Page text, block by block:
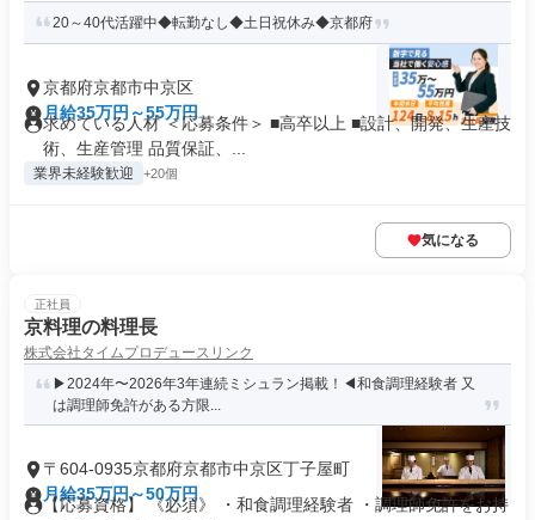
20～40代活躍中◆転勤なし◆土日祝休み◆京都府
京都府京都市中京区
月給35万円～55万円
求めている人材 ＜応募条件＞ ■高卒以上 ■設計、開発、生産技
術、生産管理 品質保証、...
業界未経験歓迎 +20個
気になる
正社員
京料理の料理長
株式会社タイムプロデュースリンク
▶2024年〜2026年3年連続ミシュラン掲載！◀和食調理経験者 又
は調理師免許がある方限...
〒604-0935京都府京都市中京区丁子屋町
月給35万円～50万円
【応募資格】 《必須》 ・和食調理経験者 ・調理師免許をお持